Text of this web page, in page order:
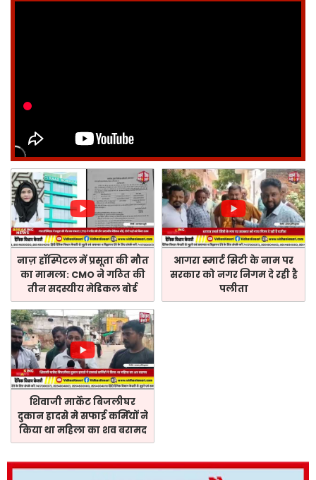
नाज़ हॉस्पिटल में प्रसूता की मौत
का मामला: CMO ने गठित की
तीन सदस्यीय मेडिकल बोर्ड
आगरा स्मार्ट सिटी के नाम पर
सरकार को नगर निगम दे रही है
पलीता
शिवाजी मार्केट बिजलीघर
दुकान हादसे मे सफाई कर्मियों ने
किया था महिला का शव बरामद